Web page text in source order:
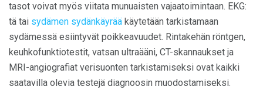
tasot voivat myös viitata munuaisten vajaatoimintaan. EKG:
tä tai sydämen sydänkäyrää käytetään tarkistamaan
sydämessä esiintyvät poikkeavuudet. Rintakehän röntgen,
keuhkofunktiotestit, vatsan ultraääni, CT-skannaukset ja
MRI-angiografiat verisuonten tarkistamiseksi ovat kaikki
saatavilla olevia testejä diagnoosin muodostamiseksi.